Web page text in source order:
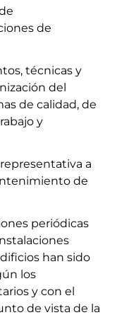
de
técnicas y
del
de calidad, de
y
a
de
periódicas
han sido
los
y con el
de vista de la